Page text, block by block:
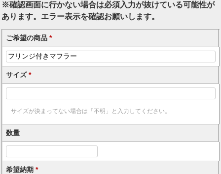
※確認画面に行かない場合は必須入力が抜けている可能性が
あります。エラー表示を確認お願いします。
ご希望の商品 *
サイズ*
サイズが決まってない場合は「不明」と入力してください。
数量
希望納期 *